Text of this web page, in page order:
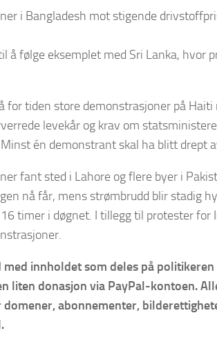
i Bangladesh mot stigende
å følge eksemplet med Sri Lanka, hvor
for tiden store demonstrasjoner på
levekår og krav om
én demonstrant skal ha blitt drept
fant sted i Lahore og flere byer i
nå får, mens strømbrudd blir stadig
timer i døgnet. I tillegg til protester for
med innholdet som deles på
liten donasjon via PayPal-kontoen.
abonnementer,